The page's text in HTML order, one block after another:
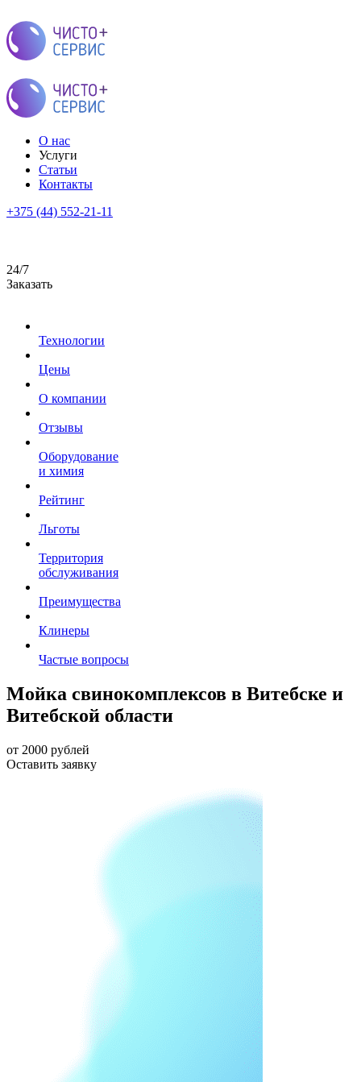
О нас
Услуги
Статьи
Контакты
+375 (44) 552-21-11
24/7
Заказать
Технологии
Цены
О компании
Отзывы
Оборудование
и химия
Рейтинг
Льготы
Территория
обслуживания
Преимущества
Клинеры
Частые вопросы
Мойка свинокомплексов в Витебске и
Витебской области
от 2000 рублей
Оставить заявку